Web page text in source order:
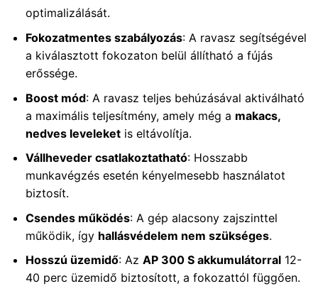
optimalizálását.
Fokozatmentes szabályozás: A ravasz segítségével
a kiválasztott fokozaton belül állítható a fújás
erőssége.
Boost mód: A ravasz teljes behúzásával aktiválható
a maximális teljesítmény, amely még a makacs,
nedves leveleketis eltávolítja.
Vállheveder csatlakoztatható: Hosszabb
munkavégzés esetén kényelmesebb használatot
biztosít.
Csendes működés: A gép alacsony zajszinttel
működik, így hallásvédelem nem szükséges.
Hosszú üzemidő: Az AP 300 S akkumulátorral12-
40 perc üzemidő biztosított, a fokozattól függően.